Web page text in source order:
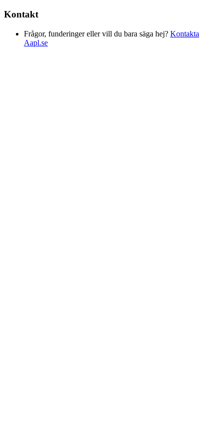
Kontakt
Frågor, funderinger eller vill du bara säga hej? Kontakta
Aapl.se